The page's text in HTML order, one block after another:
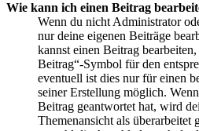
Wie kann ich einen Beitrag
Wenn du nicht Administrator
nur deine eigenen Beiträge
kannst einen Beitrag
Beitrag“-Symbol für den
eventuell ist dies nur für einen
seiner Erstellung möglich.
Beitrag geantwortet hat, wird
Themenansicht als überarbeitet